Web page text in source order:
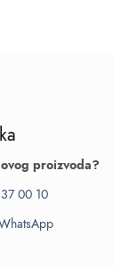
proizvoda?
00 10